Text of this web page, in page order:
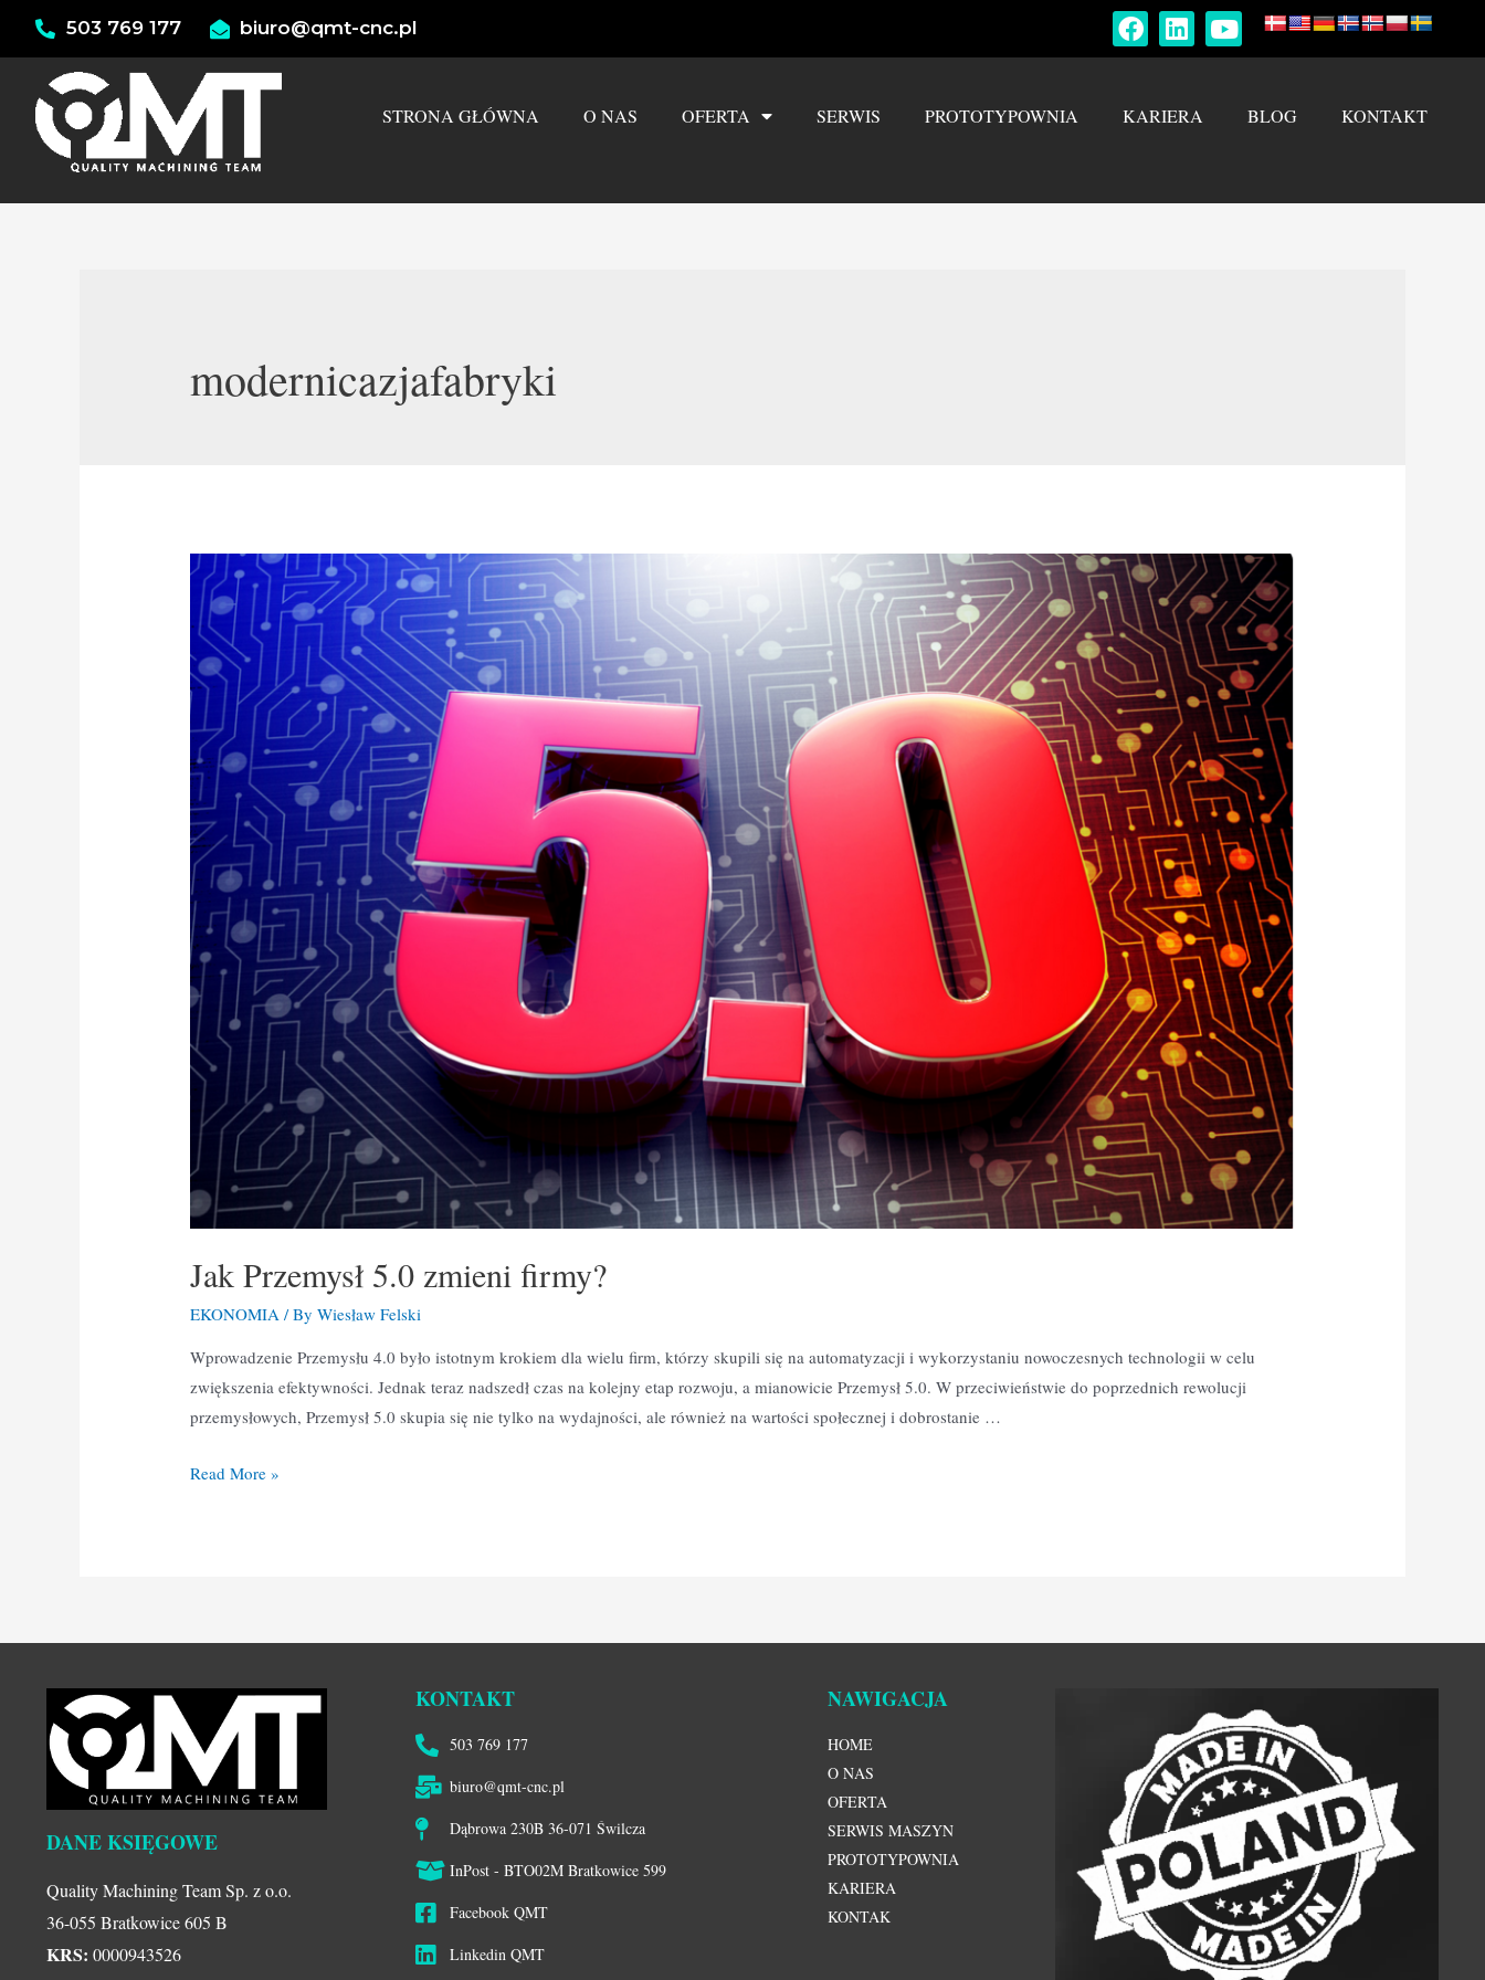
503 769 177 biuro@qmt-cnc.pl
STRONA GŁÓWNA O NAS OFERTA SERWIS PROTOTYPOWNIA KARIERA BLOG KONTAKT
modernicazjafabryki
Jak Przemysł 5.0 zmieni firmy?
EKONOMIA / ByWiesław Felski
Wprowadzenie Przemysłu 4.0 było istotnym krokiem dla wielu firm, którzy skupili się na automatyzacji i wykorzystaniu nowoczesnych technologii w celu
zwiększenia efektywności. Jednak teraz nadszedł czas na kolejny etap rozwoju, a mianowicie Przemysł 5.0. W przeciwieństwie do poprzednich rewolucji
przemysłowych, Przemysł 5.0 skupia się nie tylko na wydajności, ale również na wartości społecznej i dobrostanie …
Read More »
DANE KSIĘGOWE
Quality Machining Team Sp. z o.o.
36-055 Bratkowice 605 B
KRS: 0000943526
KONTAKT
503 769 177
biuro@qmt-cnc.pl
Dąbrowa 230B 36-071 Świlcza
InPost - BTO02M Bratkowice 599
Facebook QMT
Linkedin QMT
NAWIGACJA
HOME
O NAS
OFERTA
SERWIS MASZYN
PROTOTYPOWNIA
KARIERA
KONTAK